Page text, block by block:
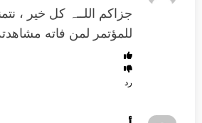
جزاكم اللــہ كل خير ،
للمؤتمر لمن فاته
رد